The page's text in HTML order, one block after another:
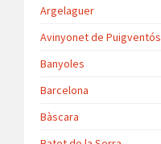
Argelaguer
Avinyonet de Puigventós
Banyoles
Barcelona
Bàscara